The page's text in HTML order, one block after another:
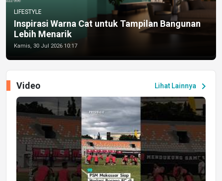
LIFESTYLE
Inspirasi Warna Cat untuk Tampilan Bangunan
Lebih Menarik
Kamis, 30 Jul 2026 10:17
Lihat Lainnya chevron_right
Video